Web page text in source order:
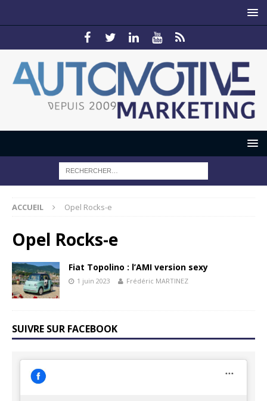
ACCUEIL Opel Rocks-e
Opel Rocks-e
Fiat Topolino : l’AMI version sexy
1 juin 2023 Frédéric MARTINEZ
SUIVRE SUR FACEBOOK